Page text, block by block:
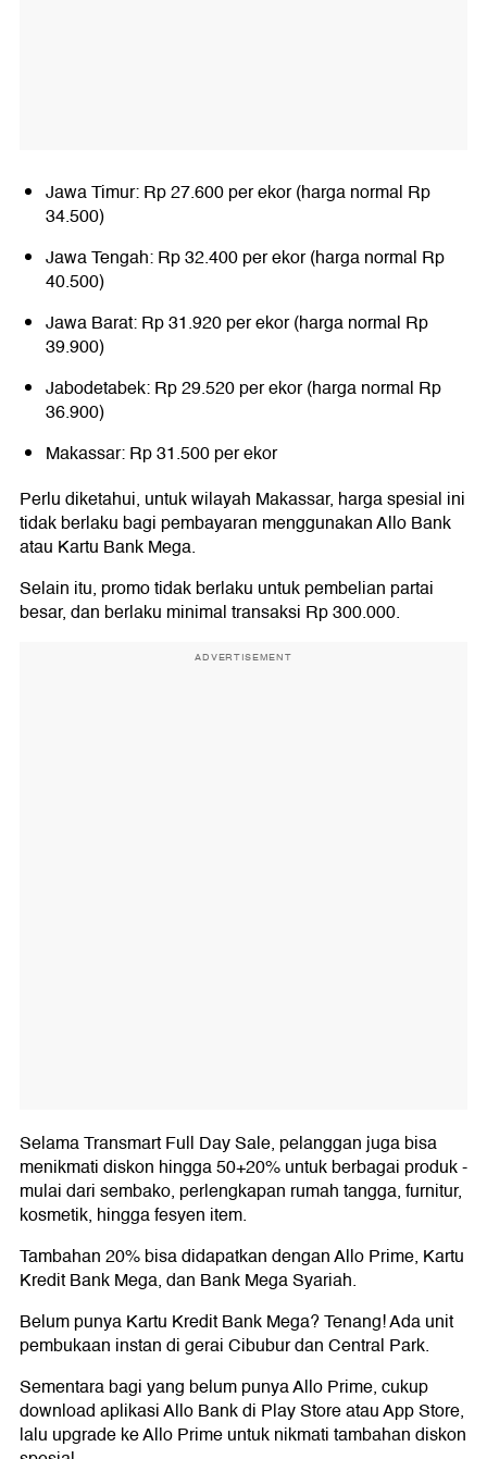
Jawa Timur: Rp 27.600 per ekor (harga normal Rp
34.500)
Jawa Tengah: Rp 32.400 per ekor (harga normal Rp
40.500)
Jawa Barat: Rp 31.920 per ekor (harga normal Rp
39.900)
Jabodetabek: Rp 29.520 per ekor (harga normal Rp
36.900)
Makassar: Rp 31.500 per ekor
Perlu diketahui, untuk wilayah Makassar, harga spesial ini
tidak berlaku bagi pembayaran menggunakan Allo Bank
atau Kartu Bank Mega.
Selain itu, promo tidak berlaku untuk pembelian partai
besar, dan berlaku minimal transaksi Rp 300.000.
ADVERTISEMENT
Selama Transmart Full Day Sale, pelanggan juga bisa
menikmati diskon hingga 50+20% untuk berbagai produk -
mulai dari sembako, perlengkapan rumah tangga, furnitur,
kosmetik, hingga fesyen item.
Tambahan 20% bisa didapatkan dengan Allo Prime, Kartu
Kredit Bank Mega, dan Bank Mega Syariah.
Belum punya Kartu Kredit Bank Mega? Tenang! Ada unit
pembukaan instan di gerai Cibubur dan Central Park.
Sementara bagi yang belum punya Allo Prime, cukup
download aplikasi Allo Bank di Play Store atau App Store,
lalu upgrade ke Allo Prime untuk nikmati tambahan diskon